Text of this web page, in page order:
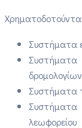
Συστήματα
Συστήματα
δρομολογίων
Συστήματα
λεωφορείου